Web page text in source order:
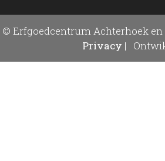
© Erfgoedcentrum Achterhoek en
Privacy |